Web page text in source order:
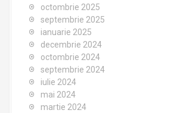
octombrie 2025
septembrie 2025
ianuarie 2025
decembrie 2024
octombrie 2024
septembrie 2024
iulie 2024
mai 2024
martie 2024